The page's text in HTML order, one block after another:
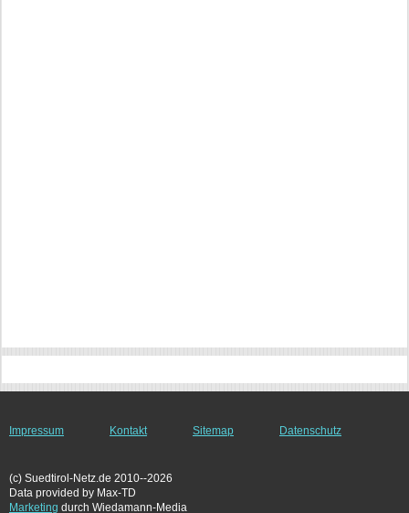
Impressum Kontakt Sitemap Datenschutz
(c) Suedtirol-Netz.de 2010--2026
Data provided by Max-TD
Marketing durch Wiedamann-Media